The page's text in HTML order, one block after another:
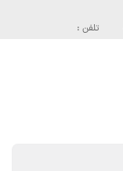
تلفن :